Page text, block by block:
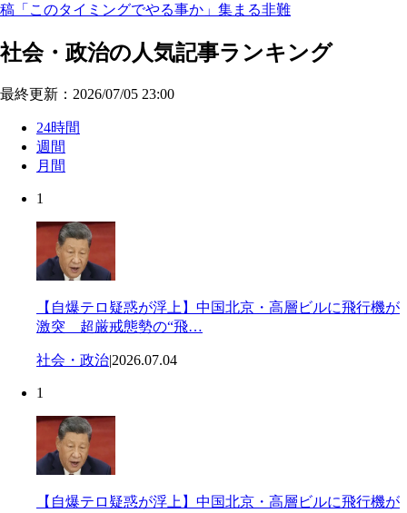
稿「このタイミングでやる事か」集まる非難
社会・政治の人気記事ランキング
最終更新：2026/07/05 23:00
24時間
週間
月間
1
【自爆テロ疑惑が浮上】中国北京・高層ビルに飛行機が
激突 超厳戒態勢の“飛…
社会・政治|2026.07.04
1
【自爆テロ疑惑が浮上】中国北京・高層ビルに飛行機が